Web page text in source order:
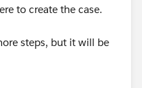
to create the case.
steps, but it will be